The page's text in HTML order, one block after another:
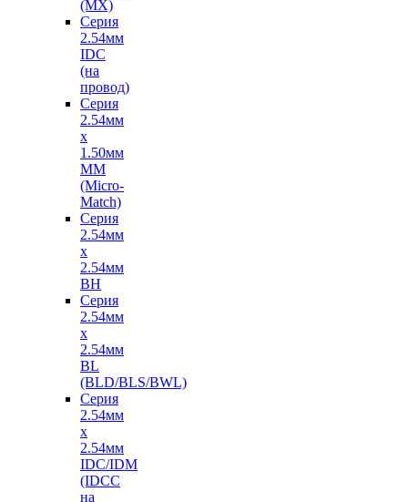
(MX)
Серия
2.54мм
IDC
(на
провод)
Серия
2.54мм
х
1.50мм
MM
(Micro-
Match)
Серия
2.54мм
х
2.54мм
BH
Серия
2.54мм
х
2.54мм
BL
(BLD/BLS/BWL)
Серия
2.54мм
х
2.54мм
IDC/IDM
(IDCC
на